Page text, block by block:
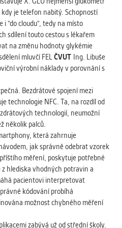
nám pomáhají
Zpravidla jde o
které k
obsahu podle
jde o
které nám
chování
je telefon nabitý. Schopností
i "do cloudu", tedy na místo
sdílení touto cestou s lékařem
na změnu hodnoty glykémie
mluvčí FELČVUT Ing. Libuše
výrobní náklady v porovnání s
Bezdrátové spojení mezi
technologie NFC. Ta, na rozdíl od
technologií, neumožní
několik palců.
která zahrnuje
jak správně odebrat vzorek
měření, poskytuje potřebné
hlediska vhodných potravin a
pacientovi interpretovat
kódování probíhá
možnost chybného měření
zabývá už od střední školy.